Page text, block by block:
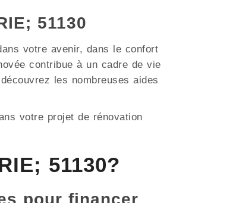
51130
votre avenir, dans le confort
contribue à un cadre de vie
les nombreuses aides
votre projet de rénovation
51130?